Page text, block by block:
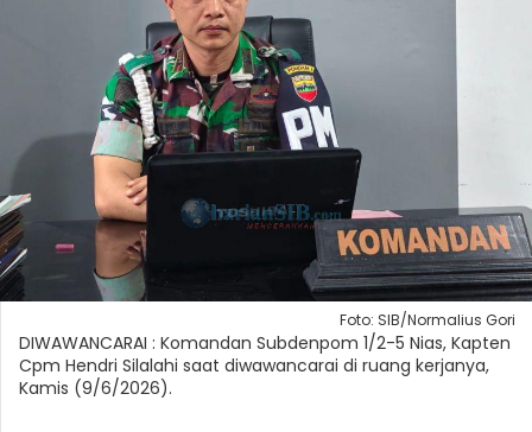
Foto: SIB/Normalius Gori
DIWAWANCARAI : Komandan Subdenpom 1/2-5 Nias, Kapten
Cpm Hendri Silalahi saat diwawancarai di ruang kerjanya,
Kamis (9/6/2026).